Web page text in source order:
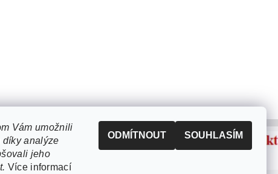
Vám umožnili
analýze
jeho
Více informací
ODMÍTNOUT SOUHLASÍM